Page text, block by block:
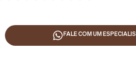
FALE COM UM